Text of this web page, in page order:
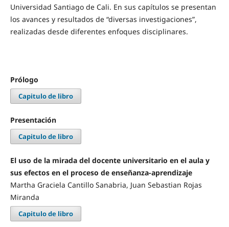
Universidad Santiago de Cali. En sus capítulos se presentan
los avances y resultados de “diversas investigaciones”,
realizadas desde diferentes enfoques disciplinares.
Prólogo
Capitulo de libro
Presentación
Capitulo de libro
El uso de la mirada del docente universitario en el aula y
sus efectos en el proceso de enseñanza-aprendizaje
Martha Graciela Cantillo Sanabria, Juan Sebastian Rojas
Miranda
Capitulo de libro